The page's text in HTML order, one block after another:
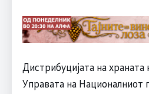
Дистрибуцијата на храната
Управата на Националниот